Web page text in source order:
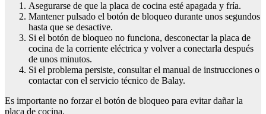
Asegurarse de que la placa de cocina esté apagada y fría.
Mantener pulsado el botón de bloqueo durante unos segundos
hasta que se desactive.
Si el botón de bloqueo no funciona, desconectar la placa de
cocina de la corriente eléctrica y volver a conectarla después
de unos minutos.
Si el problema persiste, consultar el manual de instrucciones o
contactar con el servicio técnico de Balay.
Es importante no forzar el botón de bloqueo para evitar dañar la
placa de cocina.